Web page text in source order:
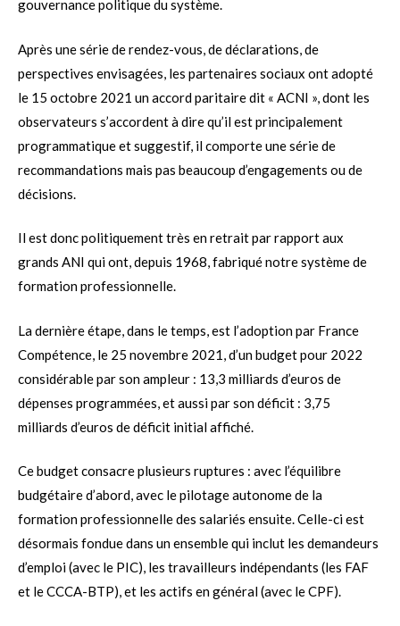
gouvernance politique du système.
Après une série de rendez-vous, de déclarations, de
perspectives envisagées, les partenaires sociaux ont adopté
le 15 octobre 2021 un accord paritaire dit « ACNI », dont les
observateurs s’accordent à dire qu’il est principalement
programmatique et suggestif, il comporte une série de
recommandations mais pas beaucoup d’engagements ou de
décisions.
Il est donc politiquement très en retrait par rapport aux
grands ANI qui ont, depuis 1968, fabriqué notre système de
formation professionnelle.
La dernière étape, dans le temps, est l’adoption par France
Compétence, le 25 novembre 2021, d’un budget pour 2022
considérable par son ampleur : 13,3 milliards d’euros de
dépenses programmées, et aussi par son déficit : 3,75
milliards d’euros de déficit initial affiché.
Ce budget consacre plusieurs ruptures : avec l’équilibre
budgétaire d’abord, avec le pilotage autonome de la
formation professionnelle des salariés ensuite. Celle-ci est
désormais fondue dans un ensemble qui inclut les demandeurs
d’emploi (avec le PIC), les travailleurs indépendants (les FAF
et le CCCA-BTP), et les actifs en général (avec le CPF).